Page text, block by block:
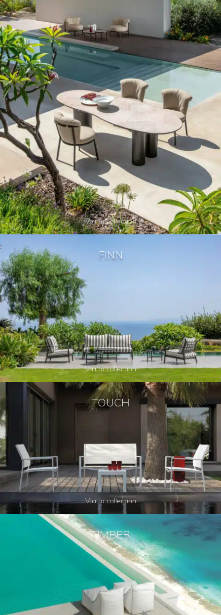
Voir la collection
FINN
Voir la collection
TOUCH
Voir la collection
TIMBER